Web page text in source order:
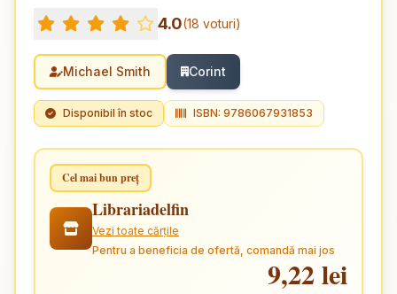
4.0(18 voturi)
Michael Smith Corint
Disponibil în stoc ISBN: 9786067931853
Cel mai bun preț
Librariadelfin
Vezi toate cărțile
Pentru a beneficia de ofertă, comandă mai jos
9,22 lei